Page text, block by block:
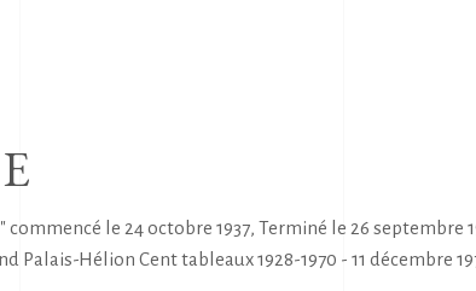
le 24 octobre 1937, Terminé le 26 septembre
Palais-Hélion Cent tableaux 1928-1970 - 11 décembre